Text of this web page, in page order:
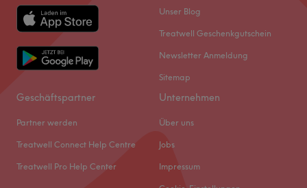
Unser Blog
Treatwell Geschenkgutschein
Newsletter Anmeldung
Sitemap
Geschäftspartner
Partner werden
Treatwell Connect Help Centre
Treatwell Pro Help Center
Unternehmen
Über uns
Jobs
Impressum